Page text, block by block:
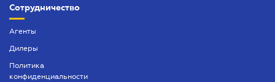
Сотрудничество
Агенты
Дилеры
Политика
конфиденциальности